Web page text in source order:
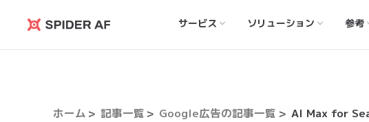
Spider
サービス ソリューション 参考
ホーム 記事一覧 Google広告の記事一覧